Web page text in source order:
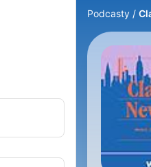
Podcasty